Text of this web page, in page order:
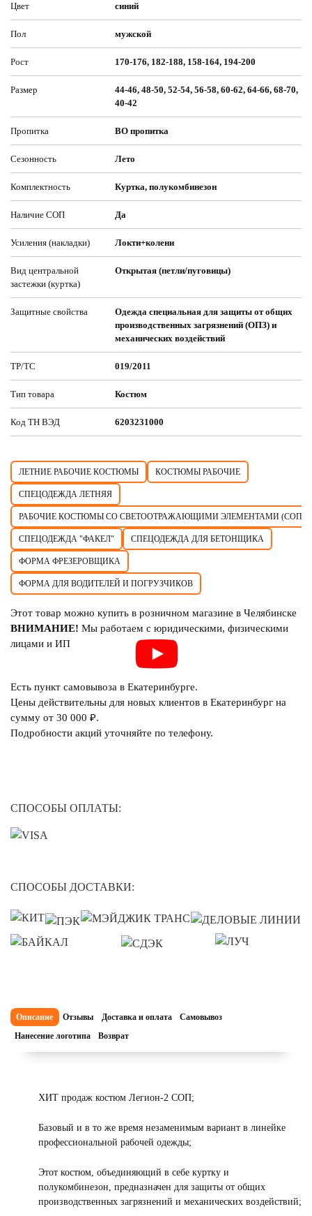
Цвет синий
Пол мужской
Рост 170-176, 182-188, 158-164, 194-200
Размер
44-46, 48-50, 52-54, 56-58, 60-62, 64-66, 68-70,
40-42
Пропитка ВО пропитка
Сезонность Лето
Комплектность Куртка, полукомбинезон
Наличие СОП Да
Усиления (накладки) Локти+колени
Вид центральной
застежки (куртка)
Открытая (петли/пуговицы)
Защитные свойства
Одежда специальная для защиты от общих
производственных загрязнений (ОПЗ) и
механических воздействий
ТР/ТС 019/2011
Тип товара Костюм
Код ТН ВЭД 6203231000
ЛЕТНИЕ РАБОЧИЕ КОСТЮМЫ КОСТЮМЫ РАБОЧИЕ
СПЕЦОДЕЖДА ЛЕТНЯЯ
РАБОЧИЕ КОСТЮМЫ СО СВЕТООТРАЖАЮЩИМИ ЭЛЕМЕНТАМИ (СОП)
СПЕЦОДЕЖДА "ФАКЕЛ" СПЕЦОДЕЖДА ДЛЯ БЕТОНЩИКА
ФОРМА ФРЕЗЕРОВЩИКА
ФОРМА ДЛЯ ВОДИТЕЛЕЙ И ПОГРУЗЧИКОВ
Этот товар можно купить в розничном магазине в Челябинске
ВНИМАНИЕ! Мы работаем с юридическими, физическими
лицами и ИП
Есть пункт самовывоза в Екатеринбурге.
Цены действительны для новых клиентов в Екатеринбург на
сумму от 30 000 ₽.
Подробности акций уточняйте по телефону.
СПОСОБЫ ОПЛАТЫ:
СПОСОБЫ ДОСТАВКИ:
Описание Отзывы Доставка и оплата
Самовывоз
Нанесение логотипа
Возврат
ХИТ продаж костюм Легион-2 СОП;
Базовый и в то же время незаменимым вариант в линейке
профессиональной рабочей одежды;
Этот костюм, объединяющий в себе куртку и
полукомбинезон, предназначен для защиты от общих
производственных загрязнений и механических воздействий;